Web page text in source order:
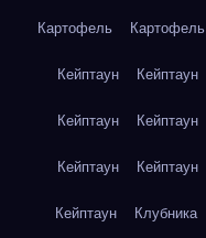
Картофель Картофель
Кейптаун Кейптаун
Кейптаун Кейптаун
Кейптаун Кейптаун
Кейптаун Клубника